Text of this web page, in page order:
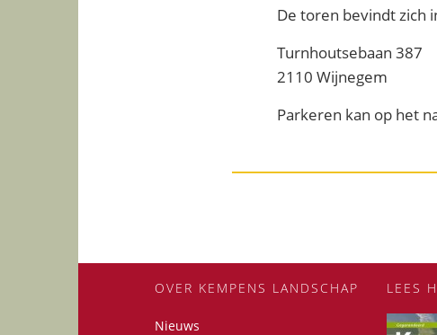
De toren bevindt zich
Turnhoutsebaan 387
2110 Wijnegem
Parkeren kan op het
OVER KEMPENS LANDSCHAP
Nieuws
LEES